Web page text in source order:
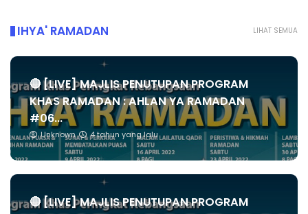
LIHAT SEMUA
IHYA' RAMADAN
🔴 [LIVE] MAJLIS PENUTUPAN PROGRAM
KHAS RAMADAN : AHLAN YA RAMADAN
#06...
Unknown 4 tahun yang lalu
🔴 [LIVE] MAJLIS PENUTUPAN PROGRAM